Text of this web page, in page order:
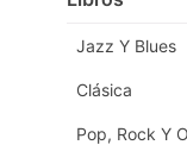
Jazz Y Blues
Clásica
Pop, Rock Y